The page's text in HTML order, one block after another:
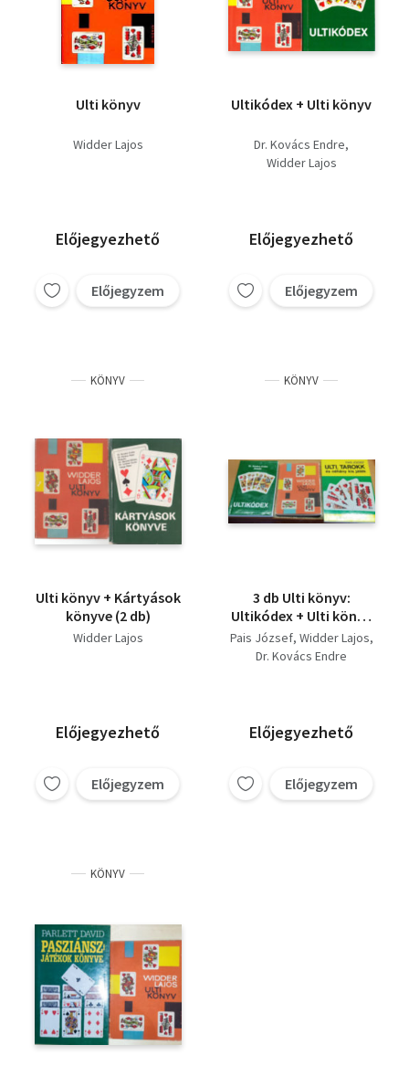
Történelem
Ulti könyv
Widder Lajos
Előjegyezhető
Előjegyzem
Ultikódex + Ulti könyv
Dr. Kovács Endre
Widder Lajos
Előjegyezhető
Előjegyzem
KÖNYV
Ulti könyv + Kártyások
könyve (2 db)
Widder Lajos
Előjegyezhető
Előjegyzem
KÖNYV
3 db Ulti könyv:
Ultikódex + Ulti könyv
+ Ulti, tarokk és
néhány kis játék
Pais József Widder Lajos
Dr. Kovács Endre
Előjegyezhető
Előjegyzem
KÖNYV